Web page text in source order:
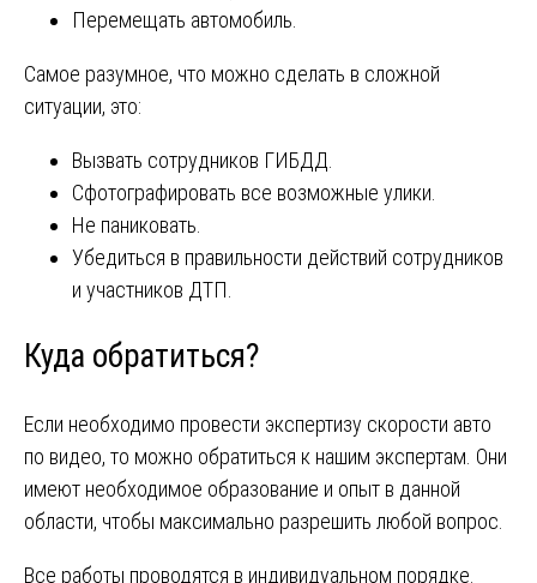
Перемещать автомобиль.
Самое разумное, что можно сделать в сложной
ситуации, это:
Вызвать сотрудников ГИБДД.
Сфотографировать все возможные улики.
Не паниковать.
Убедиться в правильности действий сотрудников
и участников ДТП.
Куда обратиться?
Если необходимо провести экспертизу скорости авто
по видео, то можно обратиться к нашим экспертам. Они
имеют необходимое образование и опыт в данной
области, чтобы максимально разрешить любой вопрос.
Все работы проводятся в индивидуальном порядке.